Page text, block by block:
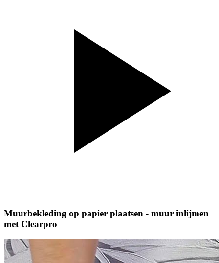
Muurbekleding op papier plaatsen - muur inlijmen
met Clearpro